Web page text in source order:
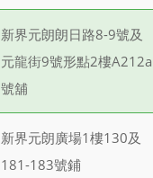
新界元朗朗日路8-9號及
元龍街9號形點2樓A212a
號舖
新界元朗廣場1樓130及
181-183號鋪